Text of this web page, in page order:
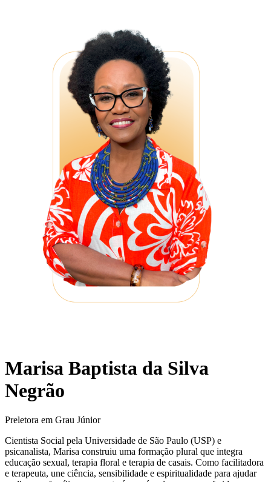
Marisa Baptista da Silva
Negrão
Preletora em Grau Júnior
Cientista Social pela Universidade de São Paulo (USP) e
psicanalista, Marisa construiu uma formação plural que integra
educação sexual, terapia floral e terapia de casais. Como facilitadora
e terapeuta, une ciência, sensibilidade e espiritualidade para ajudar